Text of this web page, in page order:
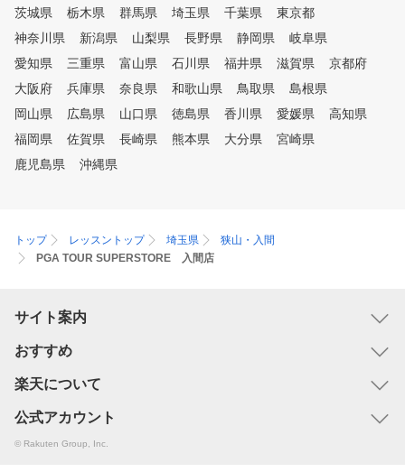
で繰り返しショット練習したり
やアプローチの練習を楽しんだ
り、実際のコースをリアルに再
現したコースでラウンドしたり
、数多くの練習モードがありま
すので、そのときの気分にあわ
せて、飽きずに練習していただ
茨城県
栃木県 群馬県 埼玉県 千葉県
東京都
神奈川県
新潟県 山梨県 長野県 静岡県
岐阜県
愛知県
三重県 富山県 石川県 福井県 滋賀県
京都府
大阪府
兵庫県 奈良県 和歌山県 鳥取県
島根県
岡山県
広島県 山口県 徳島県 香川県 愛媛県
高知県
福岡県
佐賀県 長崎県 熊本県 大分県
宮崎県
鹿児島県
沖縄県
トップ レッスントップ 埼玉県
狭山・入間
PGA TOUR SUPERSTORE 入間店
サイト案内
おすすめ
楽天について
公式アカウント
© Rakuten Group, Inc.